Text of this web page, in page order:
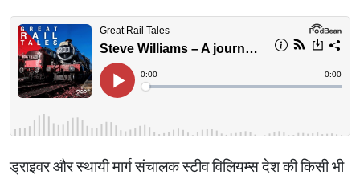
ड्राइवर और स्थायी मार्ग संचालक स्टीव विलियम्स देश की किसी भी